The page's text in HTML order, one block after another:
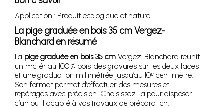
Application : Produit écologique et naturel.
La pige graduée en bois 35 cm Vergez-
Blanchard en résumé
La pige graduée en bois 35 cm Vergez-Blanchard réunit
un matériau 100 % bois, des gravures sur les deux faces
et une graduation millimétrée jusqu’au 10ᵉ centimètre.
Son format permet d’effectuer des mesures et
repérages avec précision. Choisissez-la pour disposer
d’un outil adapté à vos travaux de préparation.